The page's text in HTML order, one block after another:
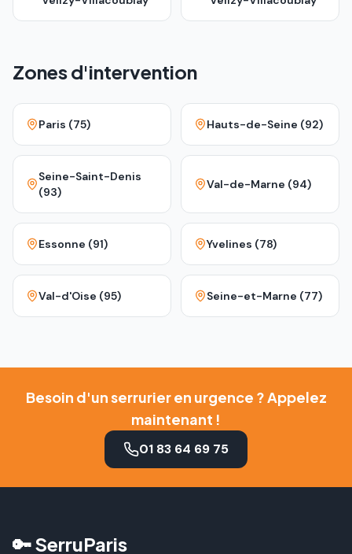
Zones d'intervention
Paris (75) Hauts-de-Seine (92)
Seine-Saint-Denis
(93)
Val-de-Marne (94)
Essonne (91) Yvelines (78)
Val-d'Oise (95) Seine-et-Marne (77)
Besoin d'un serrurier en urgence ? Appelez
maintenant !
01 83 64 69 75
🔑 SerruParis